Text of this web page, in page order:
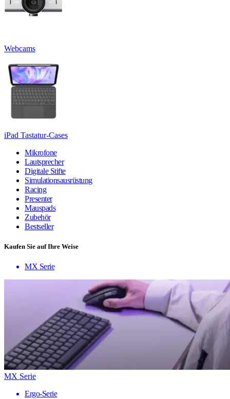
Webcams
iPad Tastatur-Cases
Mikrofone
Lautsprecher
Digitale Stifte
Simulationsausrüstung
Racing
Presenter
Mauspads
Zubehör
Bestseller
Kaufen Sie auf Ihre Weise
MX Serie
MX Serie
Ergo-Serie